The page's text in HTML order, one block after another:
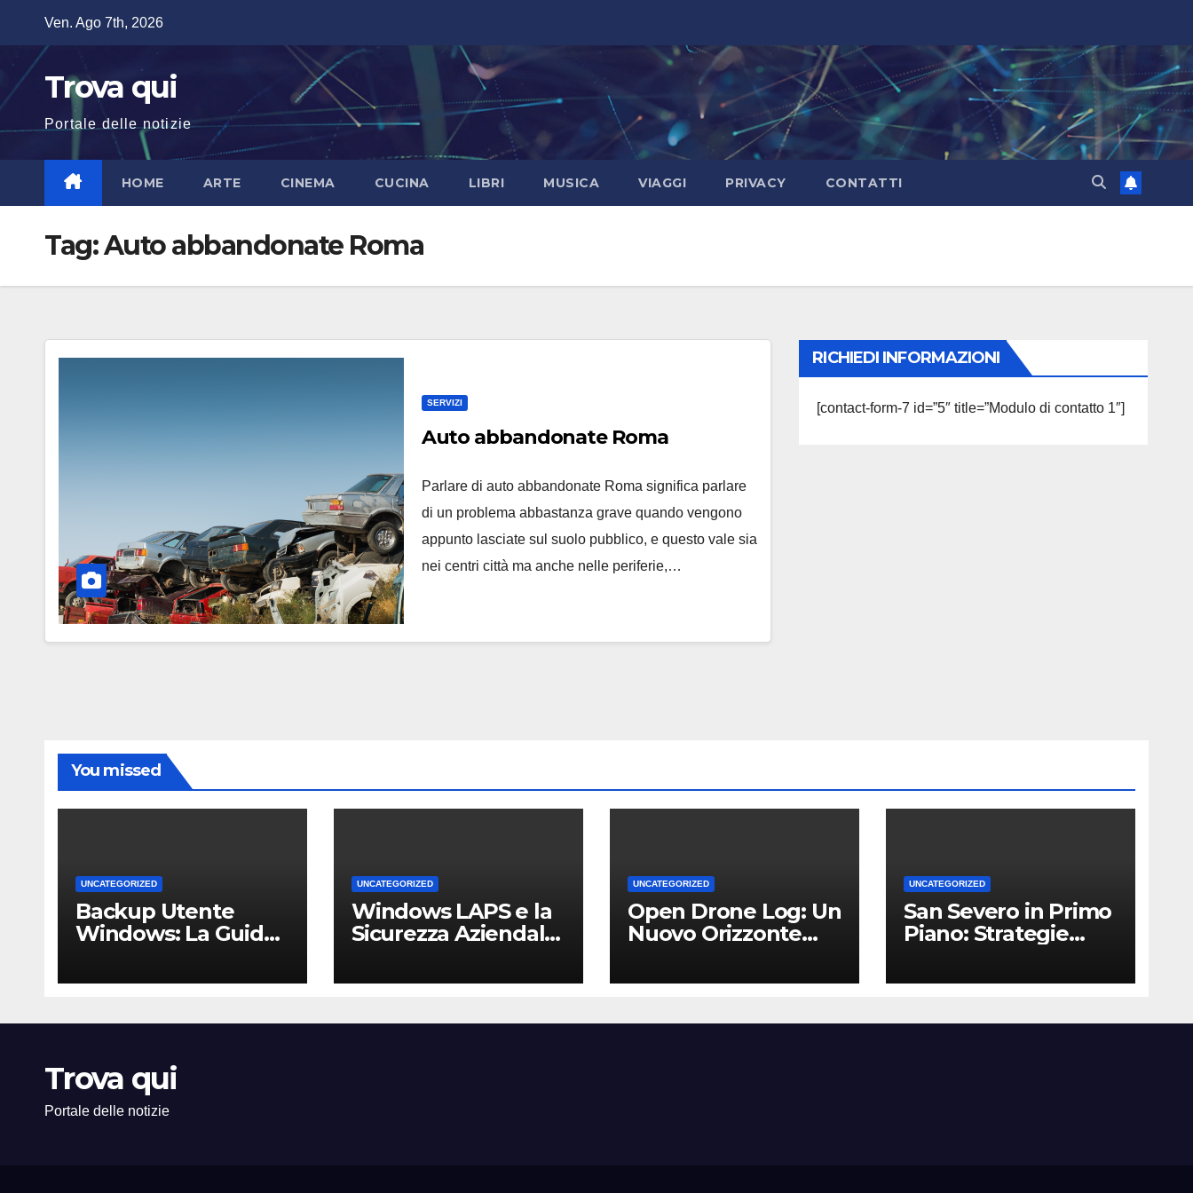
contenuto
Ven. Ago 7th, 2026
Trova qui
Portale delle notizie
HOME ARTE CINEMA CUCINA LIBRI MUSICA VIAGGI PRIVACY CONTATTI
Tag:Auto abbandonate Roma
SERVIZI
Auto abbandonate Roma
Parlare di auto abbandonate Roma significa parlare
di un problema abbastanza grave quando vengono
appunto lasciate sul suolo pubblico, e questo vale sia
nei centri città ma anche nelle periferie,…
RICHIEDI INFORMAZIONI
[contact-form-7 id=”5″ title=”Modulo di contatto 1″]
You missed
UNCATEGORIZED
Backup Utente
Windows: La Guida
Perdere i Tuoi Dati
dell’Ufficio
UNCATEGORIZED
Windows LAPS e la
Sicurezza Aziendale:
Competitivo per le
UNCATEGORIZED
Open Drone Log: Un
Nuovo Orizzonte
Professionisti
UNCATEGORIZED
San Severo in Primo
Piano: Strategie
Attività Locali nei
Trova qui
Portale delle notizie